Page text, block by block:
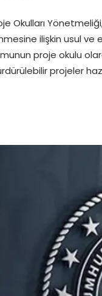
Okulları
ilişkin usul ve
proje okulu
projeler